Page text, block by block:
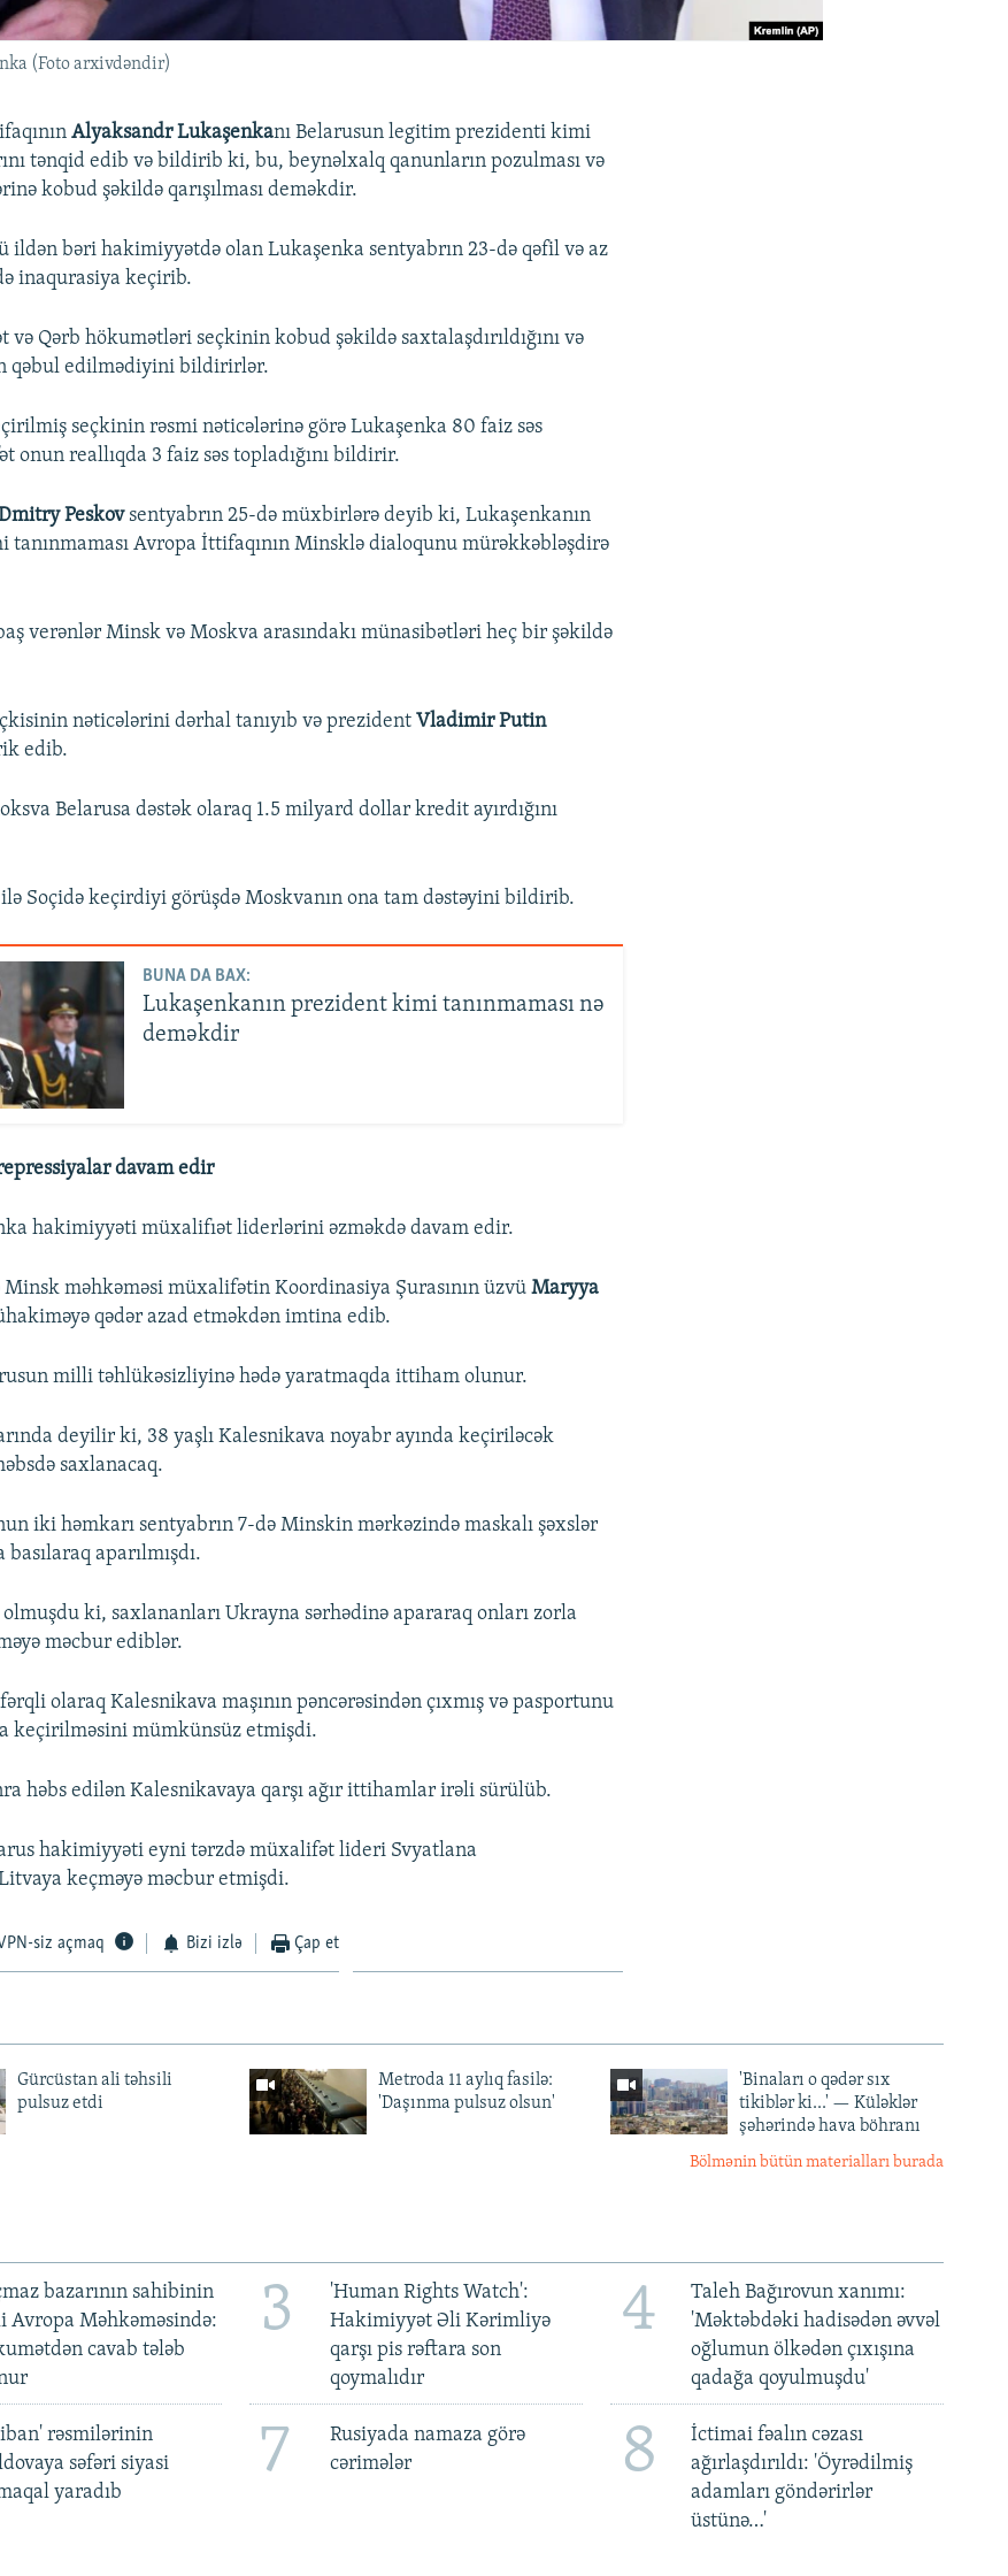
(Foto arxivdəndir)
Alyaksandr Lukaşenkanı Belarusun legitim prezidenti kimi
tənqid edib və bildirib ki, bu, beynəlxalq qanunların pozulması və
kobud şəkildə qarışılması deməkdir.
ildən bəri hakimiyyətdə olan Lukaşenka sentyabrın 23-də qəfil və az
inaqurasiya keçirib.
Qərb hökumətləri seçkinin kobud şəkildə saxtalaşdırıldığını və
qəbul edilmədiyini bildirirlər.
seçkinin rəsmi nəticələrinə görə Lukaşenka 80 faiz səs
onun reallıqda 3 faiz səs topladığını bildirir.
Peskovsentyabrın 25-də müxbirlərə deyib ki, Lukaşenkanın
tanınmaması Avropa İttifaqının Minsklə dialoqunu mürəkkəbləşdirə
verənlər Minsk və Moskva arasındakı münasibətləri heç bir şəkildə
nəticələrini dərhal tanıyıb və prezidentVladimir Putin
edib.
Belarusa dəstək olaraq 1.5 milyard dollar kredit ayırdığını
Soçidə keçirdiyi görüşdə Moskvanın ona tam dəstəyini bildirib.
BUNA DA BAX:
Lukaşenkanın prezident kimi tanınmaması nə
deməkdir
davam edir
hakimiyyəti müxalifıət liderlərini əzməkdə davam edir.
Minsk məhkəməsi müxalifətin Koordinasiya Şurasının üzvüMaryya
qədər azad etməkdən imtina edib.
milli təhlükəsizliyinə hədə yaratmaqda ittiham olunur.
deyilir ki, 38 yaşlı Kalesnikava noyabr ayında keçiriləcək
saxlanacaq.
iki həmkarı sentyabrın 7-də Minskin mərkəzində maskalı şəxslər
aparılmışdı.
ki, saxlananları Ukrayna sərhədinə apararaq onları zorla
məcbur ediblər.
olaraq Kalesnikava maşının pəncərəsindən çıxmış və pasportunu
keçirilməsini mümkünsüz etmişdi.
həbs edilən Kalesnikavaya qarşı ağır ittihamlar irəli sürülüb.
hakimiyyəti eyni tərzdə müxalifət lideri Svyatlana
keçməyə məcbur etmişdi.
siz açmaq Bizi izlə Çap et
Gürcüstan ali təhsili
pulsuz etdi
Metroda 11 aylıq fasilə:
'Daşınma pulsuz olsun'
'Binaları o qədər sıx
tikiblər ki...' — Küləklər
şəhərində hava böhranı
Bölmənin bütün materialları burada
bazarının sahibinin
Avropa Məhkəməsində:
cavab tələb
3
'Human Rights Watch':
Hakimiyyət Əli Kərimliyə
qarşı pis rəftara son
qoymalıdır
4
Taleh Bağırovun xanımı:
'Məktəbdəki hadisədən əvvəl
oğlumun ölkədən çıxışına
qadağa qoyulmuşdu'
rəsmilərinin
səfəri siyasi
yaradıb
7
Rusiyada namaza görə
cərimələr
8
İctimai fəalın cəzası
ağırlaşdırıldı: 'Öyrədilmiş
adamları göndərirlər
üstünə…'